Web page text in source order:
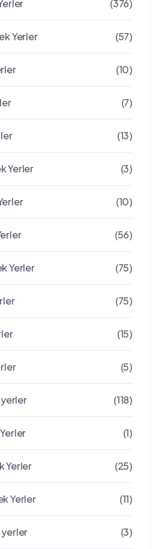
(376)
Yerler (57)
(10)
(7)
(13)
Yerler (3)
(10)
(56)
Yerler (75)
(75)
(15)
(5)
yerler (118)
(1)
Yerler (25)
Yerler (11)
(3)